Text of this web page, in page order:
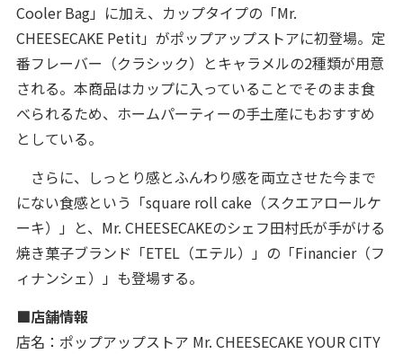
Cooler Bag」に加え、カップタイプの「Mr.
CHEESECAKE Petit」がポップアップストアに初登場。定
番フレーバー（クラシック）とキャラメルの2種類が用意
される。本商品はカップに入っていることでそのまま食
べられるため、ホームパーティーの手土産にもおすすめ
としている。
さらに、しっとり感とふんわり感を両立させた今まで
にない食感という「square roll cake（スクエアロールケ
ーキ）」と、Mr. CHEESECAKEのシェフ田村氏が手がける
焼き菓子ブランド「ETEL（エテル）」の「Financier（フ
ィナンシェ）」も登場する。
■店舗情報
店名：ポップアップストア Mr. CHEESECAKE YOUR CITY